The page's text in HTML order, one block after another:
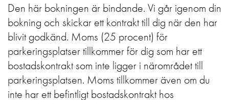
Den här bokningen är bindande. Vi går igenom din
bokning och skickar ett kontrakt till dig när den har
blivit godkänd. Moms (25 procent) för
parkeringsplatser tillkommer för dig som har ett
bostadskontrakt som inte ligger i närområdet till
parkeringsplatsen. Moms tillkommer även om du
inte har ett befintligt bostadskontrakt hos